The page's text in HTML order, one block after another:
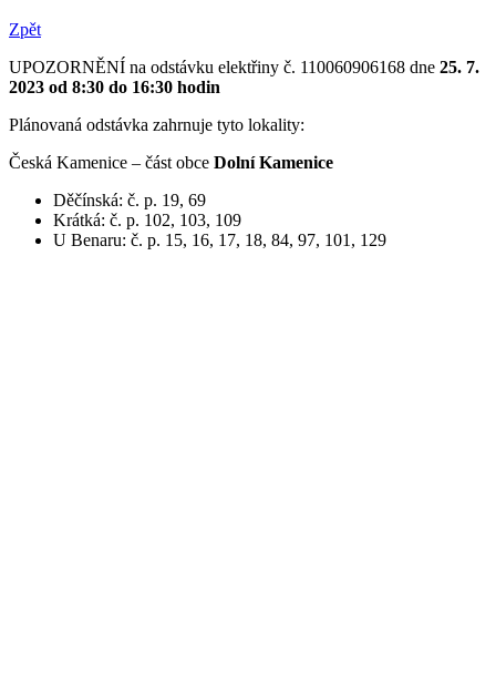
Zpět
UPOZORNĚNÍ na odstávku elektřiny č. 110060906168 dne 25. 7.
2023 od 8:30 do 16:30 hodin
Plánovaná odstávka zahrnuje tyto lokality:
Česká Kamenice – část obce Dolní Kamenice
Děčínská: č. p. 19, 69
Krátká: č. p. 102, 103, 109
U Benaru: č. p. 15, 16, 17, 18, 84, 97, 101, 129